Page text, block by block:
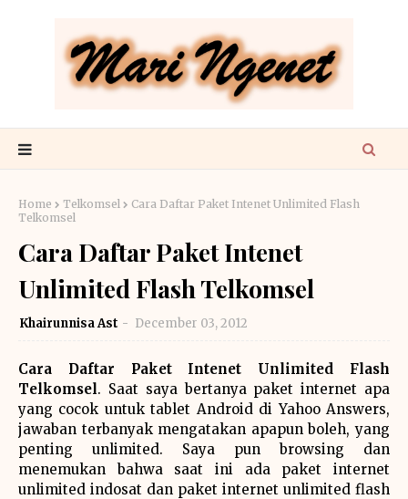
Home Telkomsel
Cara Daftar Paket Intenet Unlimited Flash
Telkomsel
Cara Daftar Paket Intenet
Unlimited Flash Telkomsel
Khairunnisa Ast December 03, 2012
Cara Daftar Paket Intenet Unlimited Flash
Telkomsel. Saat saya bertanya paket internet apa
yang cocok untuk tablet Android di Yahoo Answers,
jawaban terbanyak mengatakan apapun boleh, yang
penting unlimited. Saya pun browsing dan
menemukan bahwa saat ini ada paket internet
unlimited indosat dan paket internet unlimited flash